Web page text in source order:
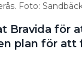
Foto:
Bravida för
plan för